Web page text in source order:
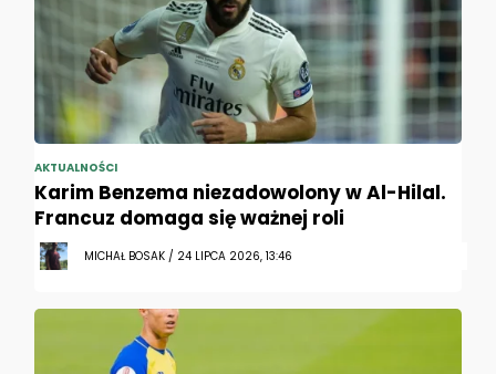
AKTUALNOŚCI
Karim Benzema niezadowolony w Al-Hilal.
Francuz domaga się ważnej roli
MICHAŁ BOSAK / 24 LIPCA 2026, 13:46